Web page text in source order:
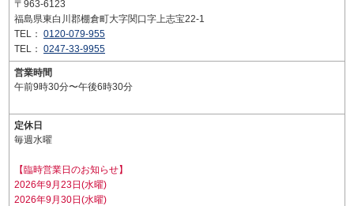
〒963-6123
福島県東白川郡棚倉町大字関口字上志宝22-1
TEL： 0120-079-955
TEL： 0247-33-9955
営業時間
午前9時30分〜午後6時30分
定休日
毎週水曜
【臨時営業日のお知らせ】
2026年9月23日(水曜)
2026年9月30日(水曜)